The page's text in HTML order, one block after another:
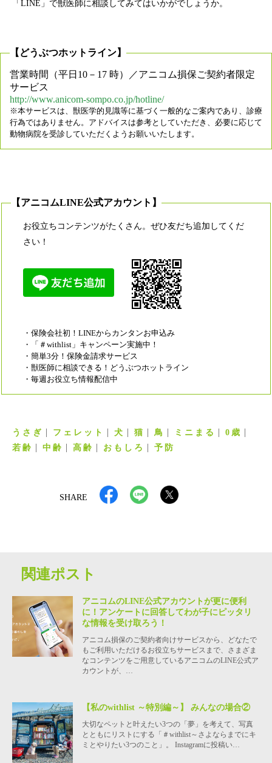
「LINE」で獣医師に相談してみてはいかがでしょうか。
【どうぶつホットライン】
営業時間（平日10－17 時）／アニコム損保ご契約者限定
サービス
http://www.anicom-sompo.co.jp/hotline/
※本サービスは、獣医学的見識等に基づく一般的なご案内であり、診療
行為ではありません。アドバイスは参考としていただき、必要に応じて
動物病院を受診していただくようお願いいたします。
【アニコムLINE公式アカウント】
お役立ちコンテンツがたくさん。ぜひ友だち追加してくだ
さい！
・保険会社初！LINEからカンタンお申込み
・「＃withlist」キャンペーン実施中！
・簡単3分！保険金請求サービス
・獣医師に相談できる！どうぶつホットライン
・毎週お役立ち情報配信中
うさぎ フェレット 犬 猫 鳥 ミニまる
0歳
若齢
中齢 高齢 おもしろ 予防
SHARE
関連ポスト
アニコムのLINE公式アカウントが更に便利
に！アンケートに回答してわが子にピッタリ
な情報を受け取ろう！
アニコム損保のご契約者向けサービスから、どなたで
もご利用いただけるお役立ちサービスまで、さまざま
なコンテンツをご用意しているアニコムのLINE公式ア
カウントが、…
【私のwithlist ～特別編～】 みんなの場合②
大切なペットと叶えたい3つの「夢」を考えて、写真
とともにリストにする「＃withlist～さよならまでにキ
ミとやりたい3つのこと」。 Instagramに投稿い…